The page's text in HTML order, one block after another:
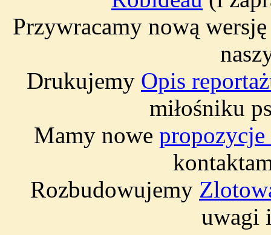
Przywracamy nową
Drukujemy Opis
miłośniku
Mamy nowe
Rozbudowujemy
uwagi